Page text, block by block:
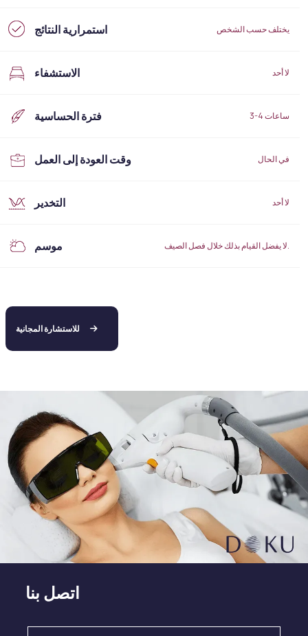
استمرارية النتائج يختلف حسب الشخص
الاستشفاء لا أحد
فترة الحساسية 3-4 ساعات
وقت العودة إلى العمل في الحال
التخدير لا أحد
موسم لا يفضل القيام بذلك خلال فصل الصيف.
للاستشارة المجانية
اتصل بنا